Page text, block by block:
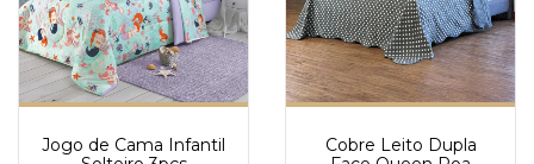
Jogo de Cama Infantil
Cobre Leito Dupla